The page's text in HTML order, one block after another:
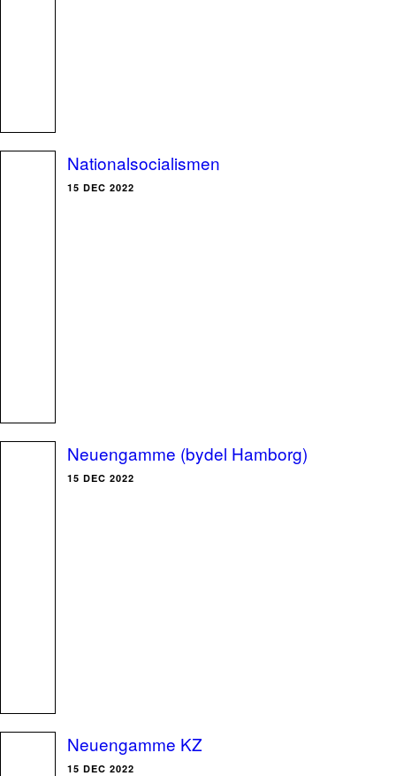
Nationalsocialismen
15 DEC 2022
Neuengamme (bydel Hamborg)
15 DEC 2022
Neuengamme KZ
15 DEC 2022